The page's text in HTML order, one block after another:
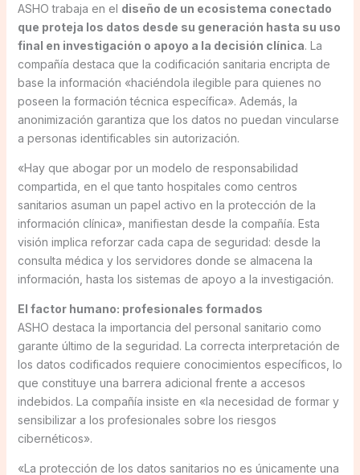
ASHO trabaja en el diseño de un ecosistema conectado
que proteja los datos desde su generación hasta su uso
final en investigación o apoyo a la decisión clínica. La
compañía destaca que la codificación sanitaria encripta de
base la información «haciéndola ilegible para quienes no
poseen la formación técnica específica». Además, la
anonimización garantiza que los datos no puedan vincularse
a personas identificables sin autorización.
«Hay que abogar por un modelo de responsabilidad
compartida, en el que tanto hospitales como centros
sanitarios asuman un papel activo en la protección de la
información clínica», manifiestan desde la compañía. Esta
visión implica reforzar cada capa de seguridad: desde la
consulta médica y los servidores donde se almacena la
información, hasta los sistemas de apoyo a la investigación.
El factor humano: profesionales formados
ASHO destaca la importancia del personal sanitario como
garante último de la seguridad. La correcta interpretación de
los datos codificados requiere conocimientos específicos, lo
que constituye una barrera adicional frente a accesos
indebidos. La compañía insiste en «la necesidad de formar y
sensibilizar a los profesionales sobre los riesgos
cibernéticos».
«La protección de los datos sanitarios no es únicamente una